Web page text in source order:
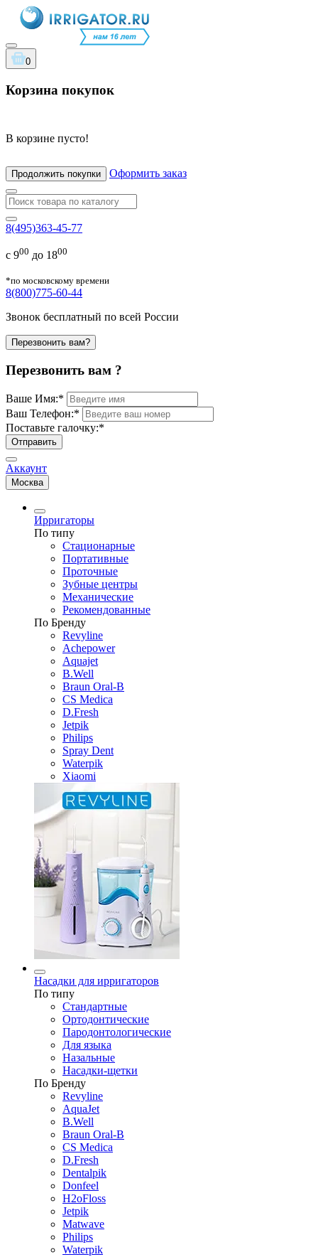
0
Корзина покупок
В корзине пусто!
Продолжить покупки Оформить заказ
8(495)363-45-77
с 900 до 1800
*по московскому времени
8(800)775-60-44
Звонок бесплатный по всей России
Перезвонить вам?
Перезвонить вам ?
Ваше Имя:*
Ваш Телефон:*
Поставьте галочку:*
Отправить
Аккаунт
Москва
Ирригаторы
По типу
Стационарные
Портативные
Проточные
Зубные центры
Механические
Рекомендованные
По Бренду
Revyline
Achepower
Aquajet
B.Well
Braun Oral-B
CS Medica
D.Fresh
Jetpik
Philips
Spray Dent
Waterpik
Xiaomi
Насадки для ирригаторов
По типу
Стандартные
Ортодонтические
Пародонтологические
Для языка
Назальные
Насадки-щетки
По Бренду
Revyline
AquaJet
B.Well
Braun Oral-B
CS Medica
D.Fresh
Dentalpik
Donfeel
H2oFloss
Jetpik
Matwave
Philips
Waterpik